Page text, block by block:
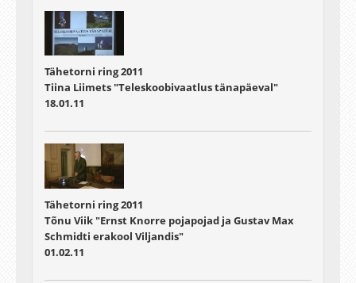
Tähetorni ring 2011
Tiina Liimets "Teleskoobivaatlus tänapäeval"
18.01.11
Tähetorni ring 2011
Tõnu Viik "Ernst Knorre pojapojad ja Gustav Max
Schmidti erakool Viljandis"
01.02.11